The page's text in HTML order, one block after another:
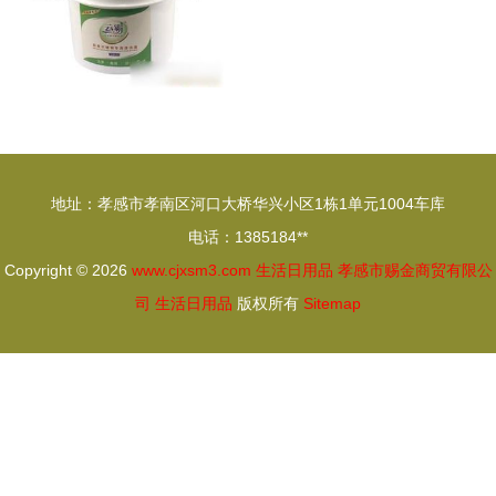
地址：孝感市孝南区河口大桥华兴小区1栋1单元1004车库
电话：1385184**
Copyright © 2026 www.cjxsm3.com 生活日用品 孝感市赐金商贸有限公
司 生活日用品 版权所有 Sitemap